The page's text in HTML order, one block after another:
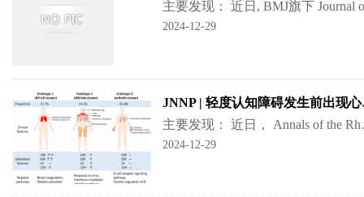
2024-12-29
JNNP | 轻
主要发现： 近日，
2024-12-29